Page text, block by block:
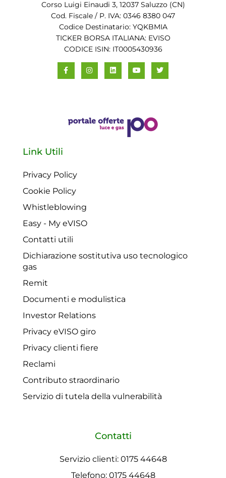
Corso Luigi Einaudi 3, 12037 Saluzzo (CN)
Cod. Fiscale / P. IVA: 0346 8380 047
Codice Destinatario: YQKBMIA
TICKER BORSA ITALIANA: EVISO
CODICE ISIN: IT0005430936
Link Utili
Privacy Policy
Cookie Policy
Whistleblowing
Easy - My eVISO
Contatti utili
Dichiarazione sostitutiva uso tecnologico
gas
Remit
Documenti e modulistica
Investor Relations
Privacy eVISO giro
Privacy clienti fiere
Reclami
Contributo straordinario
Servizio di tutela della vulnerabilità
Contatti
Servizio clienti: 0175 44648
Telefono: 0175 44648